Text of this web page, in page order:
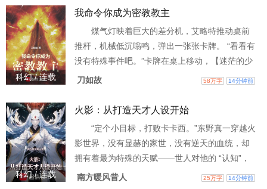
啊！防守后腰怎么融入朗尼克的队伍？ 就在郝仁
【你获得了马克莱莱精准抢断模板】精准抢断模
板？ 这不还是后腰吗，能有啥用？【你获得了凯
塞多暴力铲球模板
科幻 / 连载
我命令你成为密教教主
煤气灯映着巨大的差分机，艾略特推动桌前
推杆，机械低沉嗡鸣，弹出一张张卡牌。 “看看有
没有特殊事件吧。”卡牌在桌上移动，【迷茫的少
女】被推入卡槽【夜游】，指向【繁华的城
体，迈步走向了灯火。她路过街边的尸骸，她看
再无喜悲：“原来如此，这就是您想让我看到的一
切吗？我的主。”【迷茫的少女】→【虔信的少
女】 “我将成为
刀如故 58万字 14分钟前
科幻 / 连载
火影：从打造天才人设开始
“定个小目标，打败卡卡西。”东野真一穿越火
影世界，没有显赫的家世，没有逆天的血统，却
拥有着最为特殊的天赋——世人对他的 “认知”，
将化为真实的词条，成为他的力量。认知他【聪
南方暖风昔人 25万字 14分钟前